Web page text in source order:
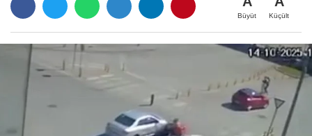
Büyüt Küçült